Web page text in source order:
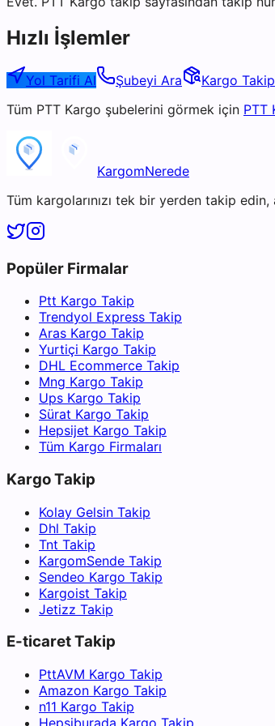
Hızlı İşlemler
Yol Tarifi Al Şubeyi Ara
Kargo Takip
Tüm PTT Kargo şubelerini görmek için PTT
KargomNerede
Tüm kargolarınızı tek bir yerden takip edin,
Popüler Firmalar
Ptt Kargo Takip
Trendyol Express Takip
Aras Kargo Takip
Yurtiçi Kargo Takip
DHL Ecommerce Takip
Mng Kargo Takip
Ups Kargo Takip
Sürat Kargo Takip
Hepsijet Kargo Takip
Tüm Kargo Firmaları
Kargo Takip
Kolay Gelsin Takip
Dhl Takip
Tnt Takip
KargomSende Takip
Sendeo Kargo Takip
Kargoist Takip
Jetizz Takip
E-ticaret Takip
PttAVM Kargo Takip
Amazon Kargo Takip
n11 Kargo Takip